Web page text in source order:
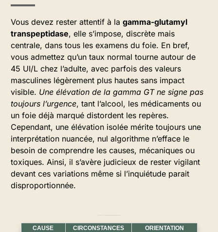
Vous devez rester attentif à la gamma-glutamyl
transpeptidase, elle s’impose, discrète mais
centrale, dans tous les examens du foie. En bref,
vous admettez qu’un taux normal tourne autour de
45 UI/L chez l’adulte, avec parfois des valeurs
masculines légèrement plus hautes sans impact
visible. Une élévation de la gamma GT ne signe pas
toujours l’urgence, tant l’alcool, les médicaments ou
un foie déjà marqué distordent les repères.
Cependant, une élévation isolée mérite toujours une
interprétation nuancée, nul algorithme n’efface le
besoin de comprendre les causes, mécaniques ou
toxiques. Ainsi, il s’avère judicieux de rester vigilant
devant ces variations même si l’inquiétude parait
disproportionnée.
CAUSE CIRCONSTANCES ORIENTATION